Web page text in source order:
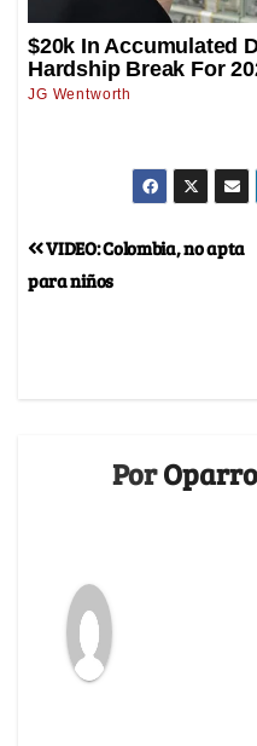
VIDEO: Colombia, no apta
para niños
Por